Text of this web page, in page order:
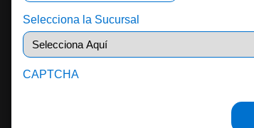
Selecciona la Sucursal
CAPTCHA